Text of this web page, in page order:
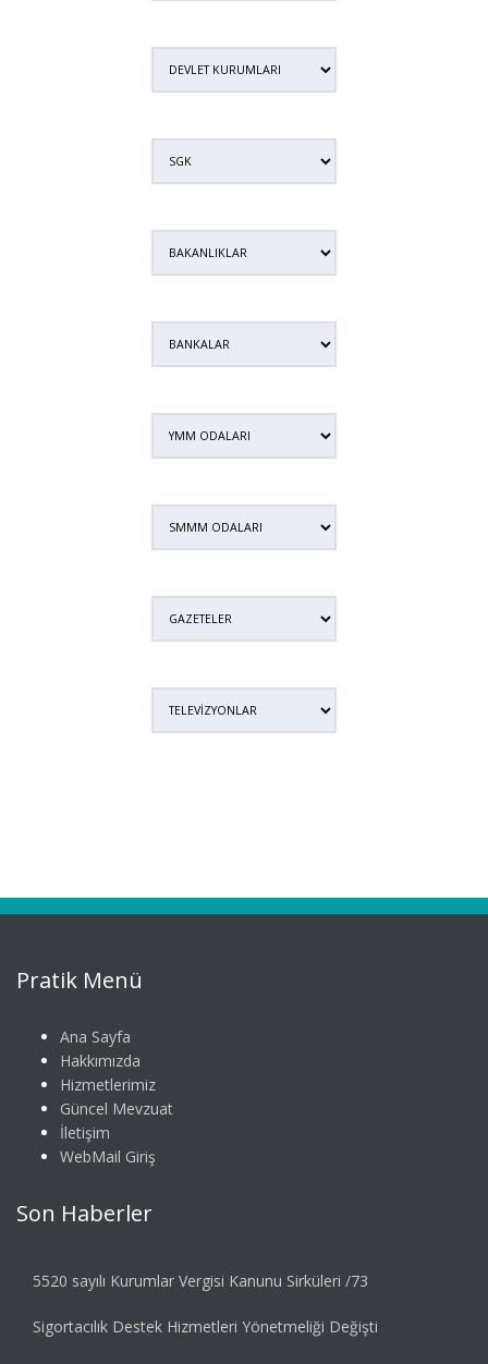
Pratik Menü
Ana Sayfa
Hakkımızda
Hizmetlerimiz
Güncel Mevzuat
İletişim
WebMail Giriş
Son Haberler
5520 sayılı Kurumlar Vergisi Kanunu Sirküleri /73
Sigortacılık Destek Hizmetleri Yönetmeliği Değişti